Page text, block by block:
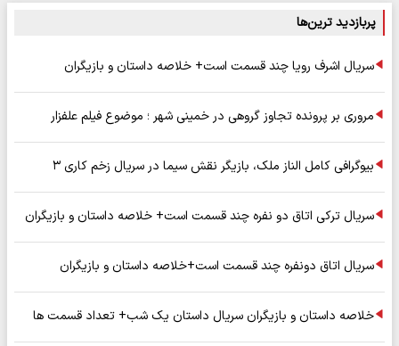
پربازدید ترین‌ها
سریال اشرف رویا چند قسمت است+ خلاصه داستان و بازیگران
مروری بر پرونده تجاوز گروهی در خمینی شهر ؛ موضوع فیلم علفزار
بیوگرافی کامل الناز ملک، بازیگر نقش سیما در سریال زخم کاری ۳
سریال ترکی اتاق دو نفره چند قسمت است+ خلاصه داستان و بازیگران
سریال اتاق دونفره چند قسمت است+خلاصه داستان و بازیگران
خلاصه داستان و بازیگران سریال داستان یک شب+ تعداد قسمت ها